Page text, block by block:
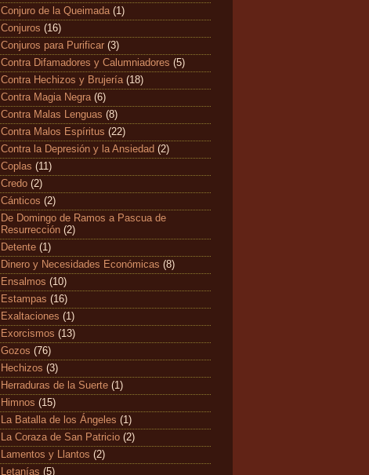
Conjuro de la Queimada (1)
Conjuros (16)
Conjuros para Purificar (3)
Contra Difamadores y Calumniadores (5)
Contra Hechizos y Brujería (18)
Contra Magia Negra (6)
Contra Malas Lenguas (8)
Contra Malos Espíritus (22)
Contra la Depresión y la Ansiedad (2)
Coplas (11)
Credo (2)
Cánticos (2)
De Domingo de Ramos a Pascua de
Resurrección (2)
Detente (1)
Dinero y Necesidades Económicas (8)
Ensalmos (10)
Estampas (16)
Exaltaciones (1)
Exorcismos (13)
Gozos (76)
Hechizos (3)
Herraduras de la Suerte (1)
Himnos (15)
La Batalla de los Ángeles (1)
La Coraza de San Patricio (2)
Lamentos y Llantos (2)
Letanías (5)